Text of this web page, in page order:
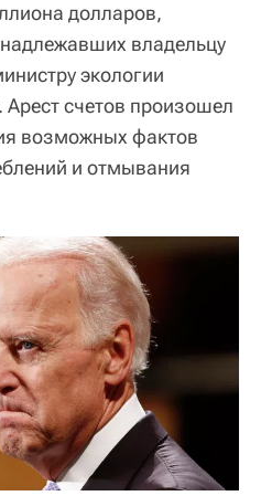
долларов,
владельцу
экологии
счетов произошел
возможных фактов
и отмывания